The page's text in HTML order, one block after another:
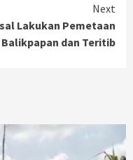
Next
Lakukan Pemetaan
dan Teritib